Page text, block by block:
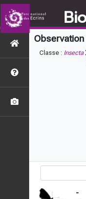
Classe : Insecta
-